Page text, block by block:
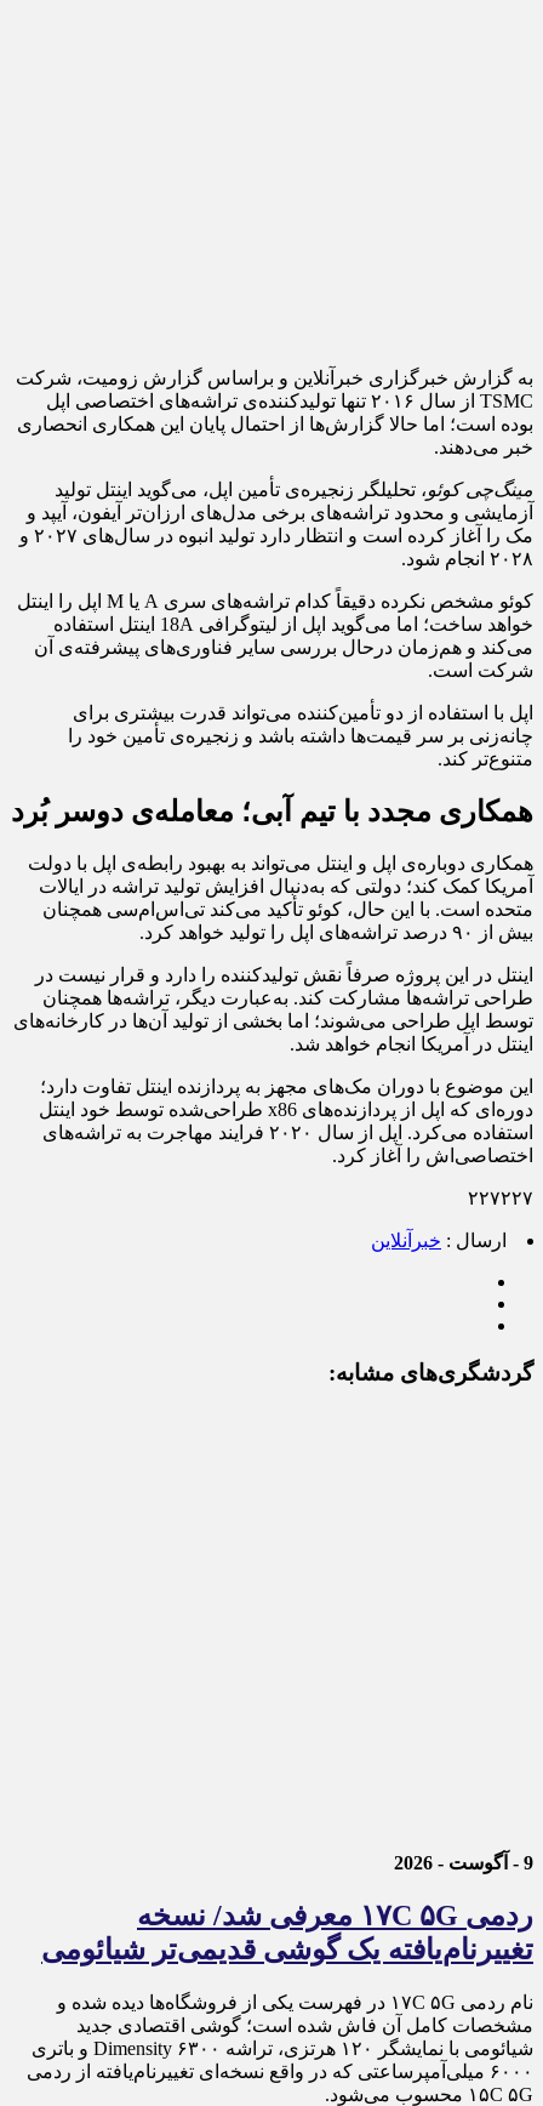
به گزارش خبرگزاری خبرآنلاین و براساس گزارش زومیت، شرکت
TSMC از سال ۲۰۱۶ تنها تولیدکننده‌ی تراشه‌های اختصاصی اپل
بوده است؛ اما حالا گزارش‌ها از احتمال پایان این همکاری انحصاری
خبر می‌دهند.
مینگ‌چی کوئو، تحلیلگر زنجیره‌ی تأمین اپل، می‌گوید اینتل تولید
آزمایشی و محدود تراشه‌های برخی مدل‌های ارزان‌تر آیفون، آیپد و
مک را آغاز کرده است و انتظار دارد تولید انبوه در سال‌های ۲۰۲۷ و
۲۰۲۸ انجام شود.
کوئو مشخص نکرده دقیقاً کدام تراشه‌های سری A یا M اپل را اینتل
خواهد ساخت؛ اما می‌گوید اپل از لیتوگرافی 18A اینتل استفاده
می‌کند و هم‌زمان درحال بررسی سایر فناوری‌های پیشرفته‌ی آن
شرکت است.
اپل با استفاده از دو تأمین‌کننده می‌تواند قدرت بیشتری برای
چانه‌زنی بر سر قیمت‌ها داشته باشد و زنجیره‌ی تأمین خود را
متنوع‌تر کند.
همکاری مجدد با تیم آبی؛ معامله‌ی دوسر بُرد
همکاری دوباره‌ی اپل و اینتل می‌تواند به بهبود رابطه‌ی اپل با دولت
آمریکا کمک کند؛ دولتی که به‌دنبال افزایش تولید تراشه در ایالات
متحده است. با این حال، کوئو تأکید می‌کند تی‌اس‌ام‌سی همچنان
بیش از ۹۰ درصد تراشه‌های اپل را تولید خواهد کرد.
اینتل در این پروژه صرفاً نقش تولیدکننده را دارد و قرار نیست در
طراحی تراشه‌ها مشارکت کند. به‌عبارت دیگر، تراشه‌ها همچنان
توسط اپل طراحی می‌شوند؛ اما بخشی از تولید آن‌ها در کارخانه‌های
اینتل در آمریکا انجام خواهد شد.
این موضوع با دوران مک‌های مجهز به پردازنده اینتل تفاوت دارد؛
دوره‌ای که اپل از پردازنده‌های x86 طراحی‌شده توسط خود اینتل
استفاده می‌کرد. اپل از سال ۲۰۲۰ فرایند مهاجرت به تراشه‌های
اختصاصی‌اش را آغاز کرد.
۲۲۷۲۲۷
ارسال : خبرآنلاین
گردشگری‌های مشابه:
9 - آگوست - 2026
ردمی ۱۷C ۵G معرفی شد/ نسخه
تغییرنام‌یافته یک گوشی قدیمی‌تر شیائومی
نام ردمی ۱۷C ۵G در فهرست یکی از فروشگاه‌ها دیده شده و
مشخصات کامل آن فاش شده است؛ گوشی اقتصادی جدید
شیائومی با نمایشگر ۱۲۰ هرتزی، تراشه Dimensity ۶۳۰۰ و باتری
۶۰۰۰ میلی‌آمپرساعتی که در واقع نسخه‌ای تغییرنام‌یافته از ردمی
۱۵C ۵G محسوب می‌شود.